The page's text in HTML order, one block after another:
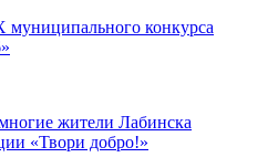
конкурса
жители Лабинска
«Твори добро!»